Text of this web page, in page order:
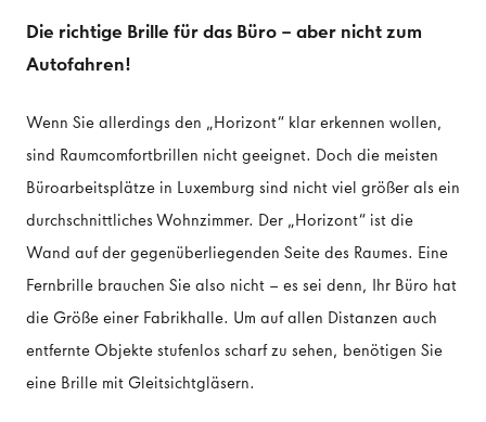
Die richtige Brille für das Büro – aber nicht zum
Autofahren!
Wenn Sie allerdings den „Horizont“ klar erkennen wollen,
sind Raumcomfortbrillen nicht geeignet. Doch die meisten
Büroarbeitsplätze in Luxemburg sind nicht viel größer als ein
durchschnittliches Wohnzimmer. Der „Horizont“ ist die
Wand auf der gegenüberliegenden Seite des Raumes. Eine
Fernbrille brauchen Sie also nicht – es sei denn, Ihr Büro hat
die Größe einer Fabrikhalle. Um auf allen Distanzen auch
entfernte Objekte stufenlos scharf zu sehen, benötigen Sie
eine Brille mit Gleitsichtgläsern.